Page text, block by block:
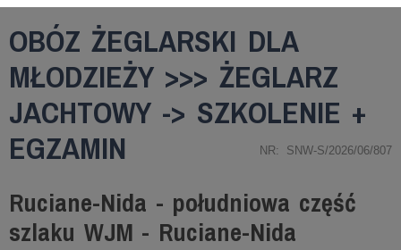
OBÓZ ŻEGLARSKI DLA
MŁODZIEŻY >>> ŻEGLARZ
JACHTOWY -> SZKOLENIE +
EGZAMIN
NR: SNW-S/2026/06/807
Ruciane-Nida - południowa część
szlaku WJM - Ruciane-Nida